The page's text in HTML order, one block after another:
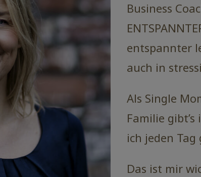
Business
entspannter
auch in
Als Single
Familie
ich jeden
Das ist mir